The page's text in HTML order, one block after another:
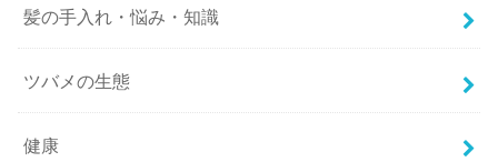
髪の手入れ・悩み・知識
ツバメの生態
健康